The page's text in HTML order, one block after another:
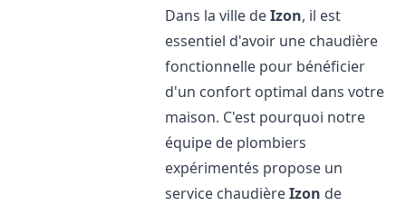
Dans la ville deIzon, il est
essentiel d'avoir une chaudière
fonctionnelle pour bénéficier
d'un confort optimal dans votre
maison. C'est pourquoi notre
équipe de plombiers
expérimentés propose un
service chaudièreIzon de